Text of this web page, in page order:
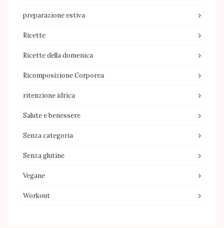
preparazione estiva
Ricette
Ricette della domenica
Ricomposizione Corporea
ritenzione idrica
Salute e benessere
Senza categoria
Senza glutine
Vegane
Workout